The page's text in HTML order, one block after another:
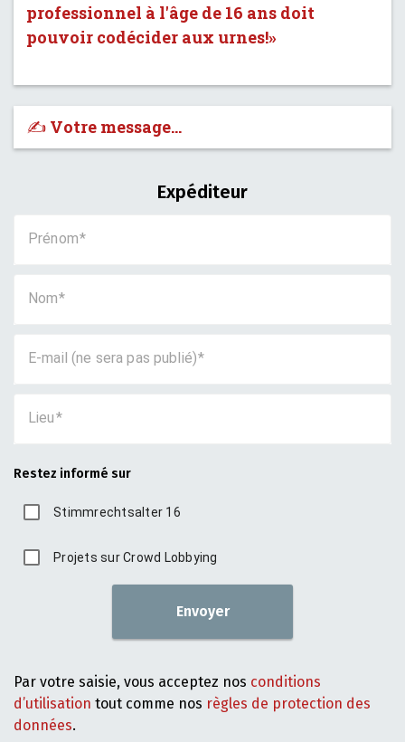
professionnel à l'âge de 16 ans doit
pouvoir codécider aux urnes!»
✍️ Votre message…
Expéditeur
Prénom
Nom
E-mail (ne sera pas publié)
Lieu
Restez informé sur
Stimmrechtsalter 16
Projets sur Crowd Lobbying
Envoyer
Par votre saisie, vous acceptez nos conditions
d’utilisation tout comme nos règles de protection des
données.